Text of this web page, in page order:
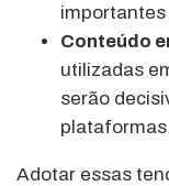
Conteúdo
utilizadas
serão
Adotar essas